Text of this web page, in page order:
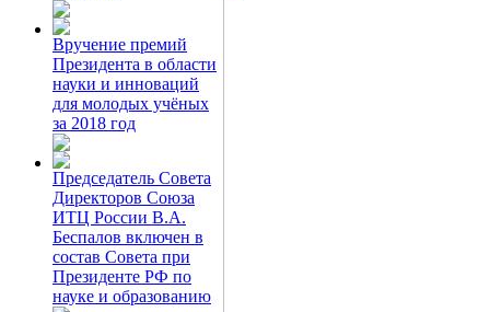
Вручение премий
Президента в области
науки и инноваций
для молодых учёных
за 2018 год
Председатель Совета
Директоров Союза
ИТЦ России В.А.
Беспалов включен в
состав Совета при
Президенте РФ по
науке и образованию